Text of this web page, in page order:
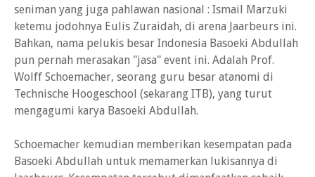
seniman yang juga pahlawan nasional : Ismail Marzuki
ketemu jodohnya Eulis Zuraidah, di arena Jaarbeurs ini.
Bahkan, nama pelukis besar Indonesia Basoeki Abdullah
pun pernah merasakan "jasa" event ini. Adalah Prof.
Wolff Schoemacher, seorang guru besar atanomi di
Technische Hoogeschool (sekarang ITB), yang turut
mengagumi karya Basoeki Abdullah.
Schoemacher kemudian memberikan kesempatan pada
Basoeki Abdullah untuk memamerkan lukisannya di